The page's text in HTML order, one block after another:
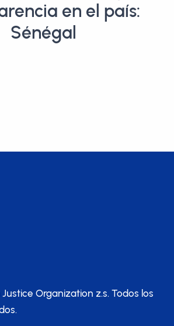
en el país:
Sénégal
Organization z.s.Todos los